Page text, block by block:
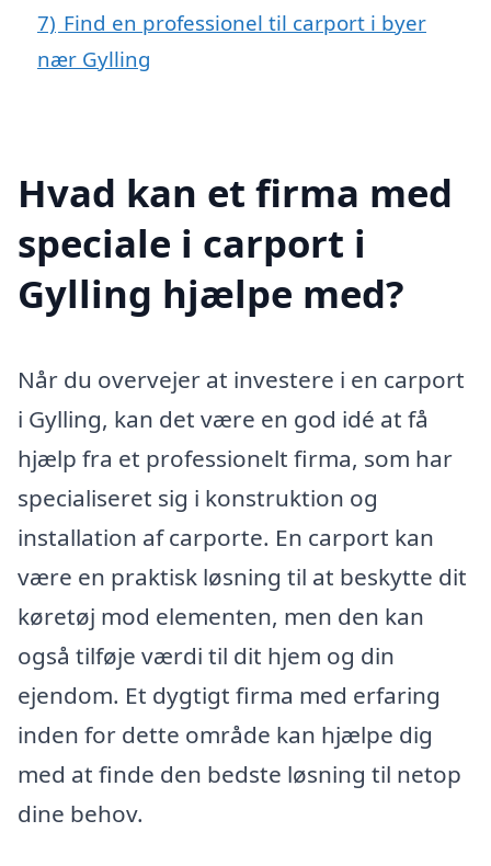
7) Find en professionel til carport i byer
nær Gylling
Hvad kan et firma med
speciale i carport i
Gylling hjælpe med?
Når du overvejer at investere i en carport
i Gylling, kan det være en god idé at få
hjælp fra et professionelt firma, som har
specialiseret sig i konstruktion og
installation af carporte. En carport kan
være en praktisk løsning til at beskytte dit
køretøj mod elementen, men den kan
også tilføje værdi til dit hjem og din
ejendom. Et dygtigt firma med erfaring
inden for dette område kan hjælpe dig
med at finde den bedste løsning til netop
dine behov.